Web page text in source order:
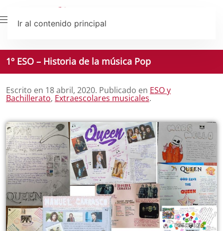
Ir al contenido principal
1º ESO – Historia de la música Pop
Escrito en 18 abril, 2020. Publicado en ESO y
Bachillerato, Extraescolares musicales.